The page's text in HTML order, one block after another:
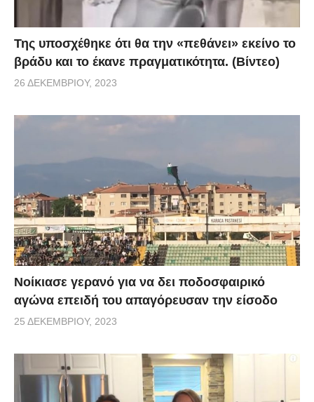
Της υποσχέθηκε ότι θα την «πεθάνει» εκείνο το
βράδυ και το έκανε πραγματικότητα. (Βίντεο)
26 ΔΕΚΕΜΒΡΊΟΥ, 2023
Νοίκιασε γερανό για να δει ποδοσφαιρικό
αγώνα επειδή του απαγόρευσαν την είσοδο
25 ΔΕΚΕΜΒΡΊΟΥ, 2023